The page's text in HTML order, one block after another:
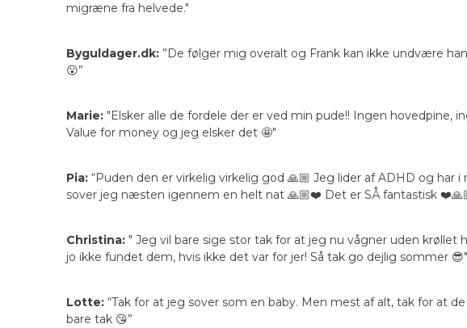
migræne fra helvede."
Byguldager.dk: ”De følger mig overalt og Frank kan ikke undvære
😮”
Marie: "Elsker alle de fordele der er ved min pude!! Ingen
Value for money og jeg elsker det 🤩"
Pia: “Puden den er virkelig virkelig god 🙏🏼 Jeg lider af ADHD og
sover jeg næsten igennem en helt nat 🙏🏼❤️ Det er SÅ fantastisk
Christina: " Jeg vil bare sige stor tak for at jeg nu vågner uden
jo ikke fundet dem, hvis ikke det var for jer! Så tak go dejlig sommer 😎"
Lotte: “Tak for at jeg sover som en baby. Men mest af alt, tak for at
bare tak 😘”